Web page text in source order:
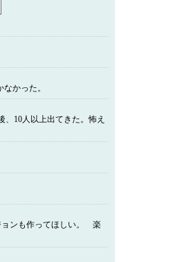
とは思えない！
かった。
10人以上出てきた。怖え
ョンも作ってほしい。 楽